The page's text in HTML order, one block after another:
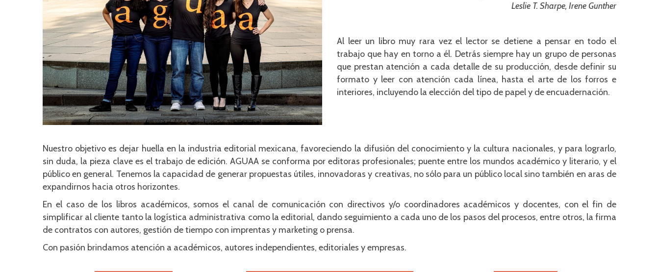
Leslie T. Sharpe, Irene Gunther
Al leer un libro muy rara vez el lector se detiene a pensar en todo el
trabajo que hay en torno a él. Detrás siempre hay un grupo de personas
que prestan atención a cada detalle de su producción, desde definir su
formato y leer con atención cada línea, hasta el arte de los forros e
interiores, incluyendo la elección del tipo de papel y de encuadernación.
Nuestro objetivo es dejar huella en la industria editorial mexicana, favoreciendo la difusión del conocimiento y la cultura nacionales, y para lograrlo,
sin duda, la pieza clave es el trabajo de edición. AGUAA se conforma por editoras profesionales; puente entre los mundos académico y literario, y el
público en general. Tenemos la capacidad de generar propuestas útiles, innovadoras y creativas, no sólo para un público local sino también en aras de
expandirnos hacia otros horizontes.
En el caso de los libros académicos, somos el canal de comunicación con directivos y/o coordinadores académicos y docentes, con el fin de
simplificar al cliente tanto la logística administrativa como la editorial, dando seguimiento a cada uno de los pasos del procesos, entre otros, la firma
de contratos con autores, gestión de tiempo con imprentas y marketing o prensa.
Con pasión brindamos atención a académicos, autores independientes, editoriales y empresas.